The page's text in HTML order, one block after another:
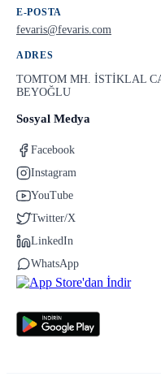
E-POSTA
fevaris@fevaris.com
ADRES
TOMTOM MH. İSTİKLAL
BEYOĞLU
Sosyal Medya
Facebook
Instagram
YouTube
Twitter/X
LinkedIn
WhatsApp